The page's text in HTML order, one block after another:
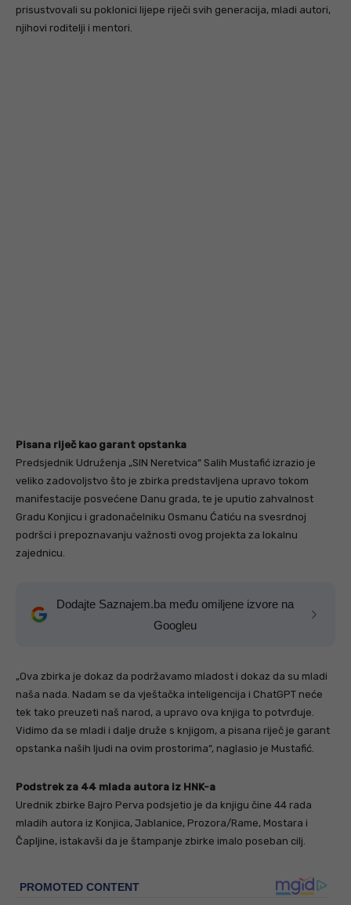
prisustvovali su poklonici lijepe riječi svih generacija, mladi autori,
njihovi roditelji i mentori.
Pisana riječ kao garant opstanka
Predsjednik Udruženja „SIN Neretvica“ Salih Mustafić izrazio je
veliko zadovoljstvo što je zbirka predstavljena upravo tokom
manifestacije posvećene Danu grada, te je uputio zahvalnost
Gradu Konjicu i gradonačelniku Osmanu Ćatiću na svesrdnoj
podršci i prepoznavanju važnosti ovog projekta za lokalnu
zajednicu.
Dodajte Saznajem.ba među omiljene izvore na
Googleu
„Ova zbirka je dokaz da podržavamo mladost i dokaz da su mladi
naša nada. Nadam se da vještačka inteligencija i ChatGPT neće
tek tako preuzeti naš narod, a upravo ova knjiga to potvrđuje.
Vidimo da se mladi i dalje druže s knjigom, a pisana riječ je garant
opstanka naših ljudi na ovim prostorima“, naglasio je Mustafić.
Podstrek za 44 mlada autora iz HNK-a
Urednik zbirke Bajro Perva podsjetio je da knjigu čine 44 rada
mladih autora iz Konjica, Jablanice, Prozora/Rame, Mostara i
Čapljine, istakavši da je štampanje zbirke imalo poseban cilj.